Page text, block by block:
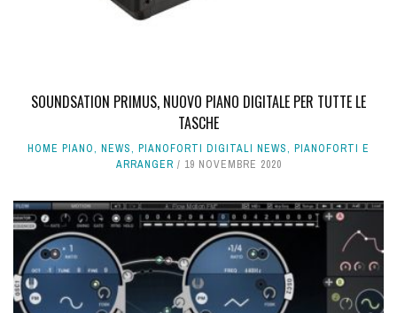
SOUNDSATION PRIMUS, NUOVO PIANO DIGITALE PER TUTTE LE
TASCHE
HOME PIANO, NEWS, PIANOFORTI DIGITALI NEWS, PIANOFORTI E
ARRANGER
19 NOVEMBRE 2020